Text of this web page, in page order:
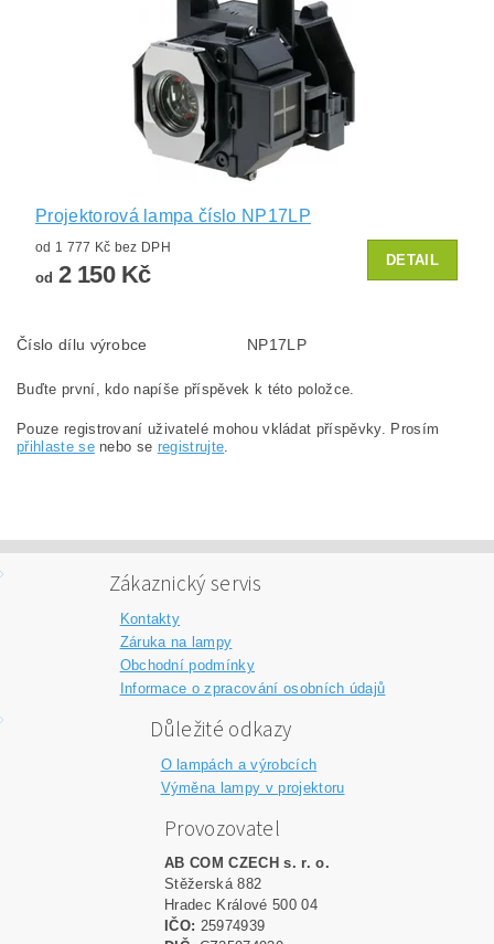
Projektorová lampa číslo NP17LP
od 1 777 Kč bez DPH
od 2 150 Kč
DETAIL
Číslo dílu výrobce NP17LP
Buďte první, kdo napíše příspěvek k této položce.
Pouze registrovaní uživatelé mohou vkládat příspěvky. Prosím
přihlaste senebo se registrujte.
Zákaznický servis
Kontakty
Záruka na lampy
Obchodní podmínky
Informace o zpracování osobních údajů
Důležité odkazy
O lampách a výrobcích
Výměna lampy v projektoru
Provozovatel
AB COM CZECH s. r. o.
Stěžerská 882
Hradec Králové 500 04
IČO: 25974939